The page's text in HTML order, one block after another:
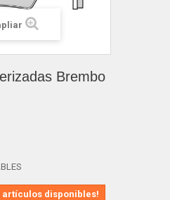
Brembo
artículos disponibles!